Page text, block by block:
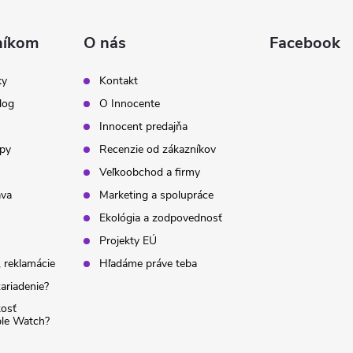
Watch?
O nás
Kontakt
O Innocente
Innocent predajňa
Recenzie od zákazníkov
Veľkoobchod a firmy
Marketing a spolupráce
Ekológia a zodpovednosť
Projekty EÚ
Hľadáme práve teba
Facebook